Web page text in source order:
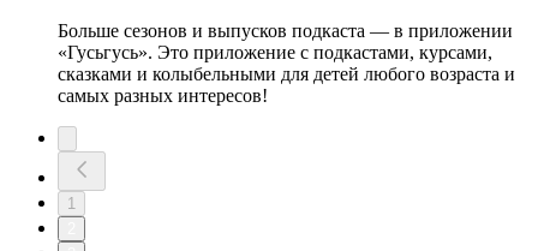
Больше сезонов и выпусков подкаста — в приложении
«Гусьгусь». Это приложение с подкастами, курсами,
сказками и колыбельными для детей любого возраста и
самых разных интересов!
1